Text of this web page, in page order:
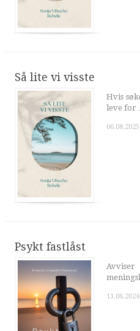
Så lite vi visste
Hvis
leve for
06.08.2025
Psykt fastlåst
13.06.2024